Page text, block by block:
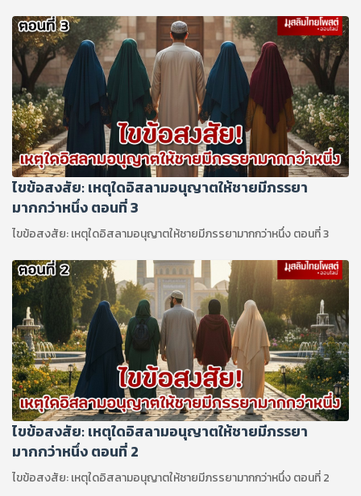
ไขข้อสงสัย: เหตุใดอิสลามอนุญาตให้ชายมีภรรยา
มากกว่าหนึ่ง ตอนที่ 3
ไขข้อสงสัย: เหตุใดอิสลามอนุญาตให้ชายมีภรรยามากกว่าหนึ่ง ตอนที่ 3
ไขข้อสงสัย: เหตุใดอิสลามอนุญาตให้ชายมีภรรยา
มากกว่าหนึ่ง ตอนที่ 2
ไขข้อสงสัย: เหตุใดอิสลามอนุญาตให้ชายมีภรรยามากกว่าหนึ่ง ตอนที่ 2